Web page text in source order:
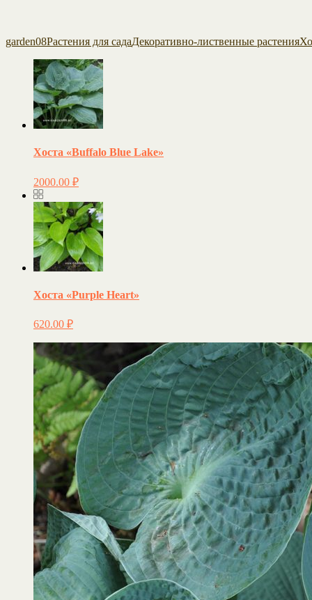
garden08Растения для садаДекоративно-лиственные растения
Хоста «Buffalo Blue Lake»
2000.00 ₽
Хоста «Purple Heart»
620.00 ₽